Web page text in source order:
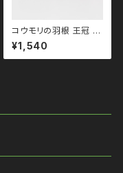
コウモリの羽根 王冠 ウ
イングハート リング qa
c110072 韓国製 エ
ンジェルハート 韓国ア
ク Ｖ 系 韓国ファッショ
¥1,540